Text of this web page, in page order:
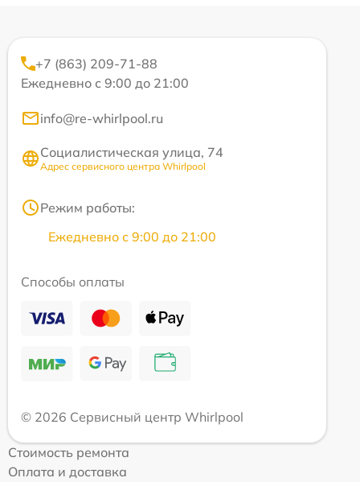
+7 (863) 209-71-88
Ежедневно с 9:00 до 21:00
info@re-whirlpool.ru
Социалистическая улица, 74
Адрес сервисного центра Whirlpool
Режим работы:
Ежедневно с 9:00 до 21:00
Способы оплаты
© 2026 Сервисный центр Whirlpool
Стоимость ремонта
Оплата и доставка